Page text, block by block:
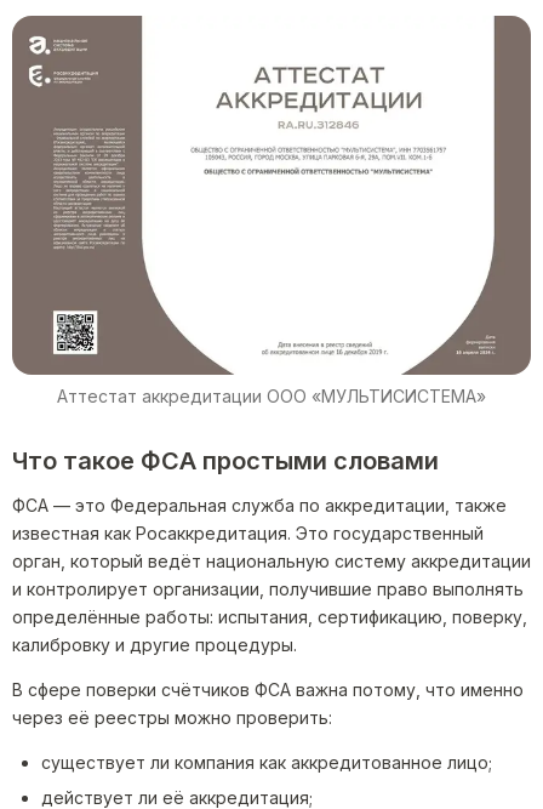
Аттестат аккредитации ООО «МУЛЬТИСИСТЕМА»
Что такое ФСА простыми словами
ФСА — это Федеральная служба по аккредитации, также
известная как Росаккредитация. Это государственный
орган, который ведёт национальную систему аккредитации
и контролирует организации, получившие право выполнять
определённые работы: испытания, сертификацию, поверку,
калибровку и другие процедуры.
В сфере поверки счётчиков ФСА важна потому, что именно
через её реестры можно проверить:
существует ли компания как аккредитованное лицо;
действует ли её аккредитация;